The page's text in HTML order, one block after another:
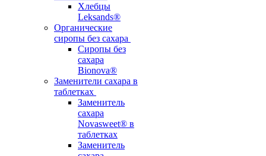
Хлебцы
Leksands®
Органические
сиропы без сахара
Сиропы без
сахара
Bionova®
Заменители сахара в
таблетках
Заменитель
сахара
Novasweet® в
таблетках
Заменитель